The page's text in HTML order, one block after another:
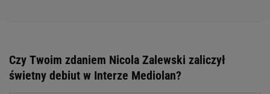
Czy Twoim zdaniem Nicola Zalewski zaliczył
świetny debiut w Interze Mediolan?